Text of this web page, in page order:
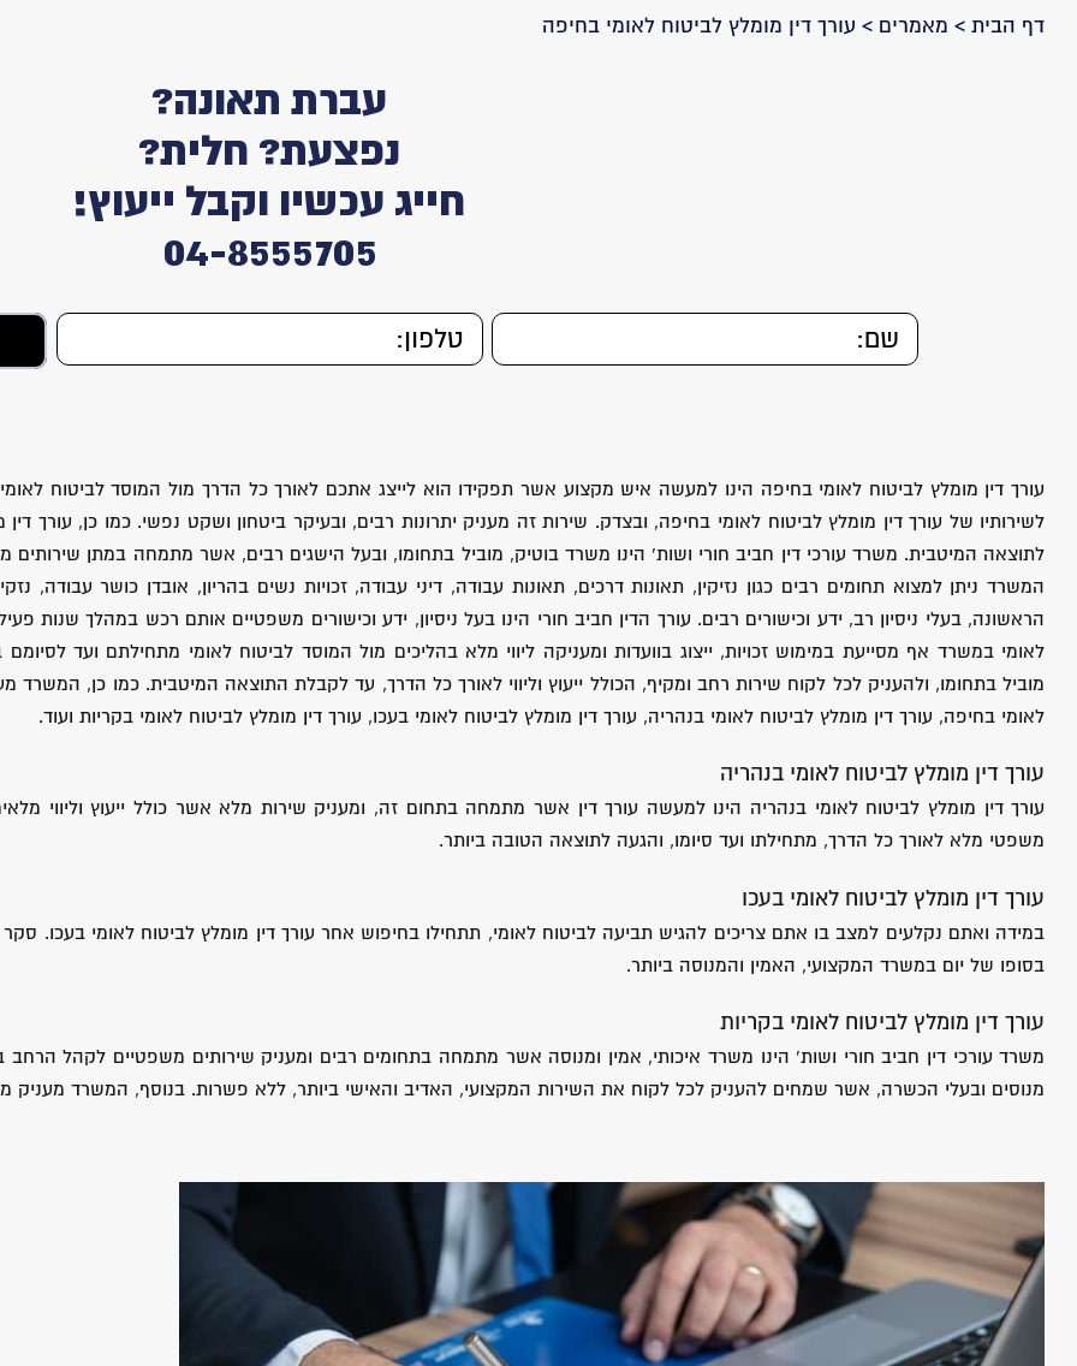
דף הבית> מאמרים > עורך דין מומלץ לביטוח לאומי בחיפה
עברת תאונה?
נפצעת? חלית?
חייג עכשיו וקבל ייעוץ!
04-8555705
עורך דין מומלץ לביטוח לאומי בחיפה הינו למעשה איש מקצוע אשר תפקידו הוא לייצג אתכם לאורך כל הדרך מול המוסד לביטוח
לשירותיו של עורך דין מומלץ לביטוח לאומי בחיפה, ובצדק. שירות זה מעניק יתרונות רבים, ובעיקר ביטחון ושקט נפשי. כמו כן, עורך
לתוצאה המיטבית. משרד עורכי דין חביב חורי ושות’ הינו משרד בוטיק, מוביל בתחומו, ובעל הישגים רבים, אשר מתמחה במתן שירותים
המשרד ניתן למצוא תחומים רבים כגון נזיקין, תאונות דרכים, תאונות עבודה, דיני עבודה, זכויות נשים בהריון, אובדן כושר עבודה,
הראשונה, בעלי ניסיון רב, ידע וכישורים רבים. עורך הדין חביב חורי הינו בעל ניסיון, ידע וכישורים משפטיים אותם רכש במהלך שנות
לאומי במשרד אף מסייעת במימוש זכויות, ייצוג בוועדות ומעניקה ליווי מלא בהליכים מול המוסד לביטוח לאומי מתחילתם ועד
מוביל בתחומו, ולהעניק לכל לקוח שירות רחב ומקיף, הכולל ייעוץ וליווי לאורך כל הדרך, עד לקבלת התוצאה המיטבית. כמו כן, המשרד
לאומי בחיפה, עורך דין מומלץ לביטוח לאומי בנהריה, עורך דין מומלץ לביטוח לאומי בעכו, עורך דין מומלץ לביטוח לאומי בקריות ועוד.
עורך דין מומלץ לביטוח לאומי בנהריה
עורך דין מומלץ לביטוח לאומי בנהריה הינו למעשה עורך דין אשר מתמחה בתחום זה, ומעניק שירות מלא אשר כולל ייעוץ וליווי
משפטי מלא לאורך כל הדרך, מתחילתו ועד סיומו, והגעה לתוצאה הטובה ביותר.
עורך דין מומלץ לביטוח לאומי בעכו
במידה ואתם נקלעים למצב בו אתם צריכים להגיש תביעה לביטוח לאומי, תתחילו בחיפוש אחר עורך דין מומלץ לביטוח לאומי בעכו.
בסופו של יום במשרד המקצועי, האמין והמנוסה ביותר.
עורך דין מומלץ לביטוח לאומי בקריות
משרד עורכי דין חביב חורי ושות’ הינו משרד איכותי, אמין ומנוסה אשר מתמחה בתחומים רבים ומעניק שירותים משפטיים לקהל הרחב
מנוסים ובעלי הכשרה, אשר שמחים להעניק לכל לקוח את השירות המקצועי, האדיב והאישי ביותר, ללא פשרות. בנוסף, המשרד מעניק